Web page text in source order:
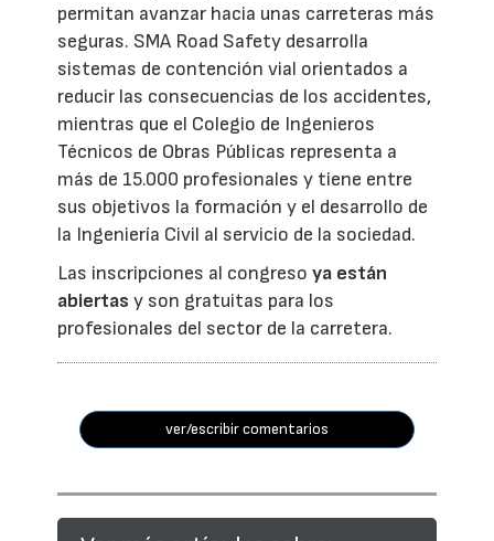
permitan avanzar hacia unas carreteras más
seguras. SMA Road Safety desarrolla
sistemas de contención vial orientados a
reducir las consecuencias de los accidentes,
mientras que el Colegio de Ingenieros
Técnicos de Obras Públicas representa a
más de 15.000 profesionales y tiene entre
sus objetivos la formación y el desarrollo de
la Ingeniería Civil al servicio de la sociedad.
Las inscripciones al congresoya están
abiertas y son gratuitas para los
profesionales del sector de la carretera.
ver/escribir comentarios